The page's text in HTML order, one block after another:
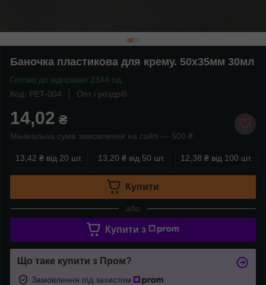
Баночка пластикова для крему. 50x35мм 30мл
Готово до відправки 2344 од.
Код: PET-004
Опт і роздріб
14,02 ₴
Мінімальна сума замовлення на сайті — 500 ₴
13,42 ₴ від 20 шт. 13,20 ₴ від 50 шт. 12,38 ₴ від 100 шт.
Купити
або
Купити з
Що таке купити з Пром?
Замовлення під захистом